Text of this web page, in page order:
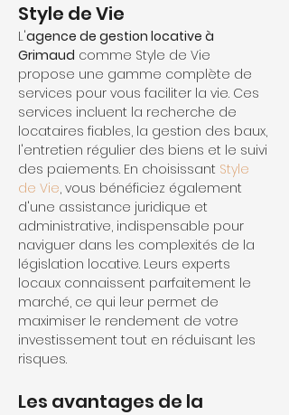
Style de Vie
L'agence de gestion locative à
Grimaud comme Style de Vie
propose une gamme complète de
services pour vous faciliter la vie. Ces
services incluent la recherche de
locataires fiables, la gestion des baux,
l'entretien régulier des biens et le suivi
des paiements. En choisissant Style
de Vie, vous bénéficiez également
d'une assistance juridique et
administrative, indispensable pour
naviguer dans les complexités de la
législation locative. Leurs experts
locaux connaissent parfaitement le
marché, ce qui leur permet de
maximiser le rendement de votre
investissement tout en réduisant les
risques.
Les avantages de la